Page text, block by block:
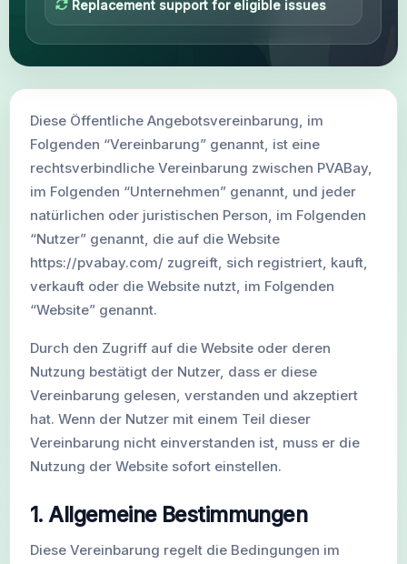
Gmail Konten 2022
Forwarding Gmail
Neue Gmail Konten
Replacement support for eligible issues
Diese Öffentliche Angebotsvereinbarung, im
Folgenden “Vereinbarung” genannt, ist eine
rechtsverbindliche Vereinbarung zwischen PVABay,
im Folgenden “Unternehmen” genannt, und jeder
natürlichen oder juristischen Person, im Folgenden
“Nutzer” genannt, die auf die Website
https://pvabay.com/ zugreift, sich registriert, kauft,
verkauft oder die Website nutzt, im Folgenden
“Website” genannt.
Durch den Zugriff auf die Website oder deren
Nutzung bestätigt der Nutzer, dass er diese
Vereinbarung gelesen, verstanden und akzeptiert
hat. Wenn der Nutzer mit einem Teil dieser
Vereinbarung nicht einverstanden ist, muss er die
Nutzung der Website sofort einstellen.
1. Allgemeine Bestimmungen
Diese Vereinbarung regelt die Bedingungen im